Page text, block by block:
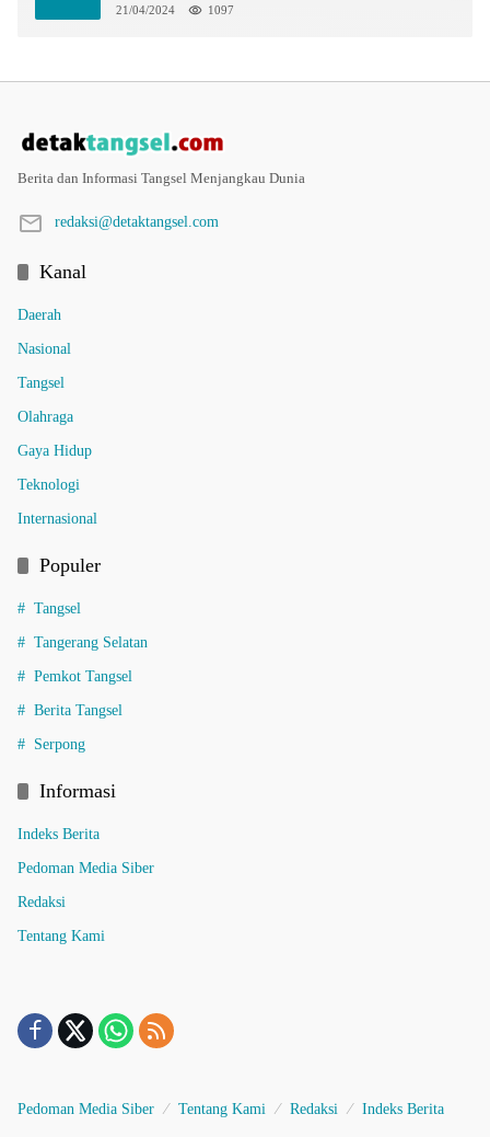
21/04/2024 1097
Berita dan Informasi Tangsel Menjangkau Dunia
redaksi@detaktangsel.com
Kanal
Daerah
Nasional
Tangsel
Olahraga
Gaya Hidup
Teknologi
Internasional
Populer
Tangsel
Tangerang Selatan
Pemkot Tangsel
Berita Tangsel
Serpong
Informasi
Indeks Berita
Pedoman Media Siber
Redaksi
Tentang Kami
Pedoman Media Siber Tentang Kami Redaksi Indeks Berita